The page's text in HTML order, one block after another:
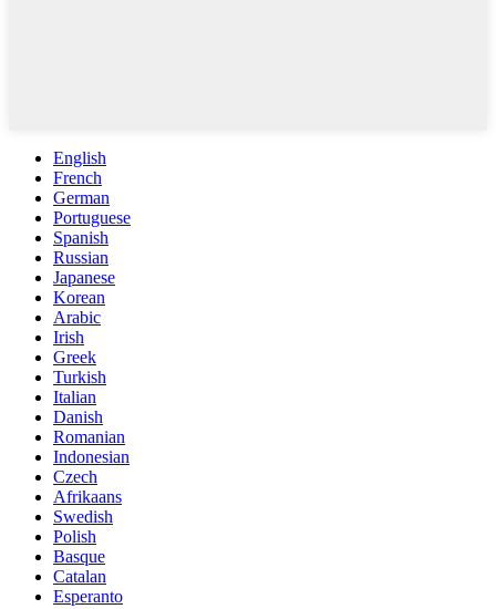
English
French
German
Portuguese
Spanish
Russian
Japanese
Korean
Arabic
Irish
Greek
Turkish
Italian
Danish
Romanian
Indonesian
Czech
Afrikaans
Swedish
Polish
Basque
Catalan
Esperanto